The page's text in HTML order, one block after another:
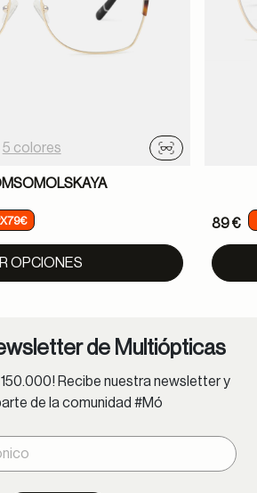
5 colores
Probador
OPCIONES
89 €
de Multiópticas
150.000! Recibe nuestra newsletter y
de la comunidad #Mó